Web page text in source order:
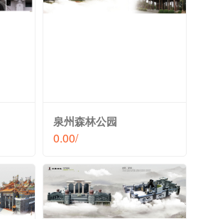
泉州森林公园
0.00/